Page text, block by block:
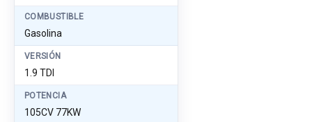
COMBUSTIBLE
Gasolina
VERSIÓN
1.9 TDI
POTENCIA
105CV 77KW